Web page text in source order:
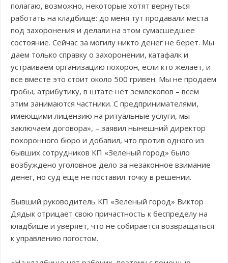
полагаю, возможно, некоторые хотят вернуться
работать на кладбище: до меня тут продавали места
под захоронения и делали на этом сумасшедшее
состояние. Сейчас за могилу никто денег не берет. Мы
даем только справку о захоронении, катафалк и
устраиваем организацию похорон, если кто желает, и
все вместе это стоит около 500 гривен. Мы не продаем
гробы, атрибутику, в штате нет землекопов – всем
этим занимаются частники. С предпринимателями,
имеющими лицензию на ритуальные услуги, мы
заключаем договора», – заявил нынешний директор
похоронного бюро и добавил, что против одного из
бывших сотрудников КП «Зеленый город» было
возбуждено уголовное дело за незаконное взимание
денег, но суд еще не поставил точку в решении.
Бывший руководитель КП «Зеленый город» Виктор
Дядык отрицает свою причастность к беспределу на
кладбище и уверяет, что не собирается возвращаться
к управлению погостом.